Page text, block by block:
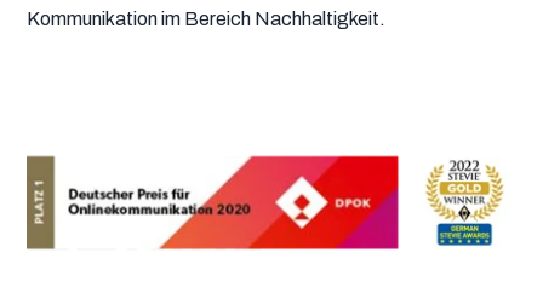
Kommunikation im Bereich Nachhaltigkeit.